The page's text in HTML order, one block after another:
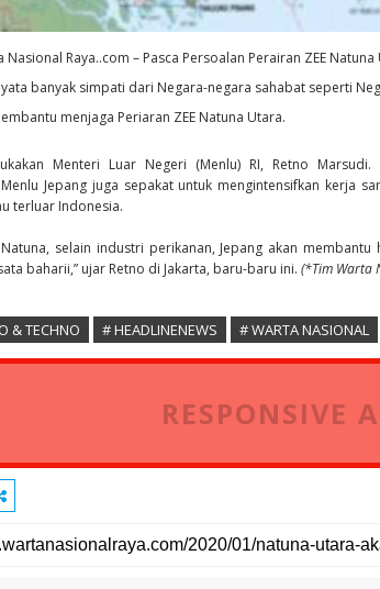
Nasional Raya..com – Pasca Persoalan Perairan ZEE
banyak simpati dari Negara-negara sahabat seperti
menjaga Periaran ZEE Natuna Utara.
Menteri Luar Negeri (Menlu) RI, Retno
Jepang juga sepakat untuk mengintensifkan kerja
terluar Indonesia.
Natuna, selain industri perikanan, Jepang akan
baharii,” ujar Retno di Jakarta, baru-baru ini. (*Tim Warta
& TECHNO # HEADLINENEWS # WARTA NASIONAL
RESPONSIVE